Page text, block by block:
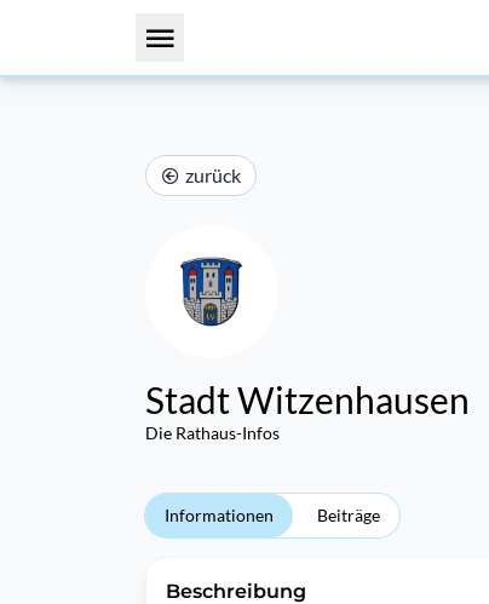
zurück
Stadt Witzenhausen
Die Rathaus-Infos
Informationen Beiträge
Beschreibung